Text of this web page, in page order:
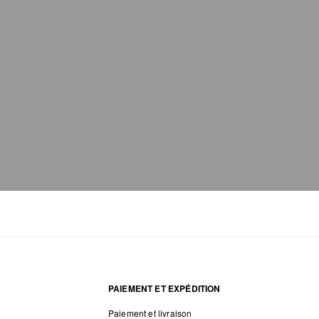
PAIEMENT ET EXPÉDITION
Paiement et livraison